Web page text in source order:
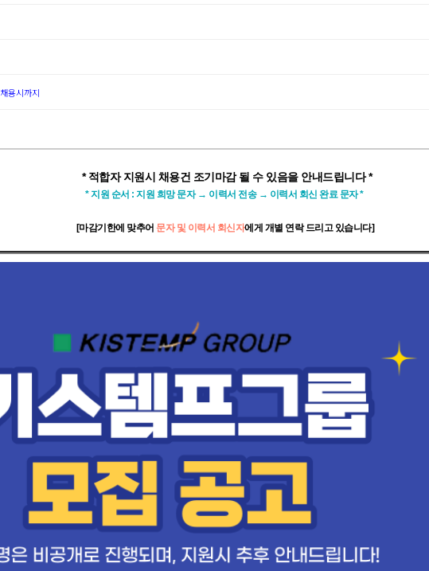
채용시까지
* 적합자 지원시 채용건 조기마감 될 수 있음을 안내드립니다 *
* 지원 순서 : 지원 희망 문자 → 이력서 전송 → 이력서 회신 완료 문자 *
[마감기한에 맞추어 문자 및 이력서 회신자에게 개별 연락 드리고 있습니다]